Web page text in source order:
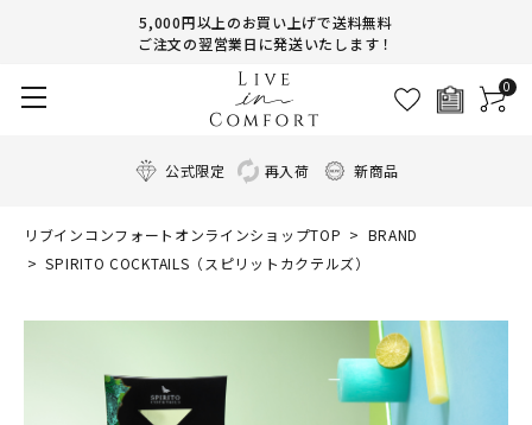
5,000円以上のお買い上げで送料無料
ご注文の翌営業日に発送いたします！
0
公式限定 再入荷 新商品
リブインコンフォートオンラインショップTOP
BRAND
SPIRITO COCKTAILS（スピリットカクテルズ）